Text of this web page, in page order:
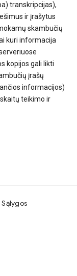
transkripcijas),
ir įrašytus
skambučių
kuri informacija
kopijos gali likti
įrašų
informacijos)
teikimo ir
Sąlygos